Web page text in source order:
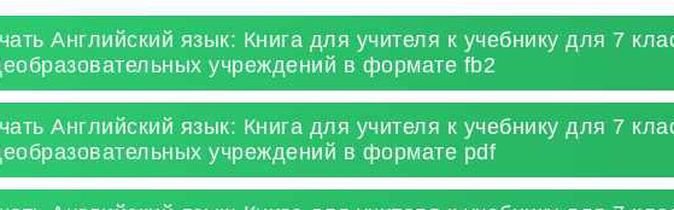
Английский язык: Книга для учителя к учебнику для 7
учреждений в формате fb2
Английский язык: Книга для учителя к учебнику для 7
учреждений в формате pdf